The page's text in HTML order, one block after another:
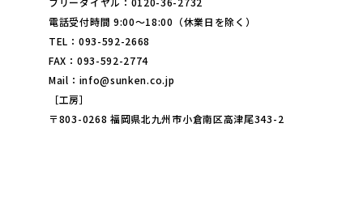
電話受付時間 9:00～18:00（休業日を除く）
TEL：093-592-2668
FAX：093-592-2774
Mail：info@sunken.co.jp
［工房］
〒803-0268 福岡県北九州市小倉南区高津尾343-2